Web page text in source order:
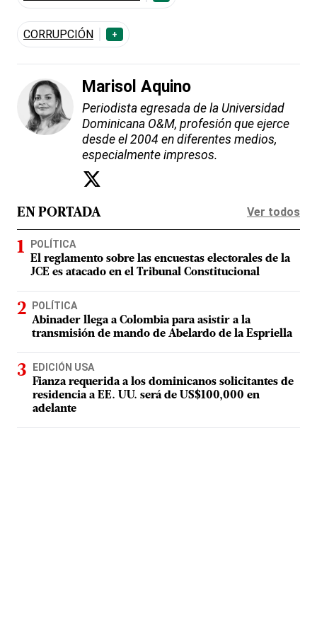
CORRUPCIÓN +
Marisol Aquino
Periodista egresada de la Universidad
Dominicana O&M, profesión que ejerce
desde el 2004 en diferentes medios,
especialmente impresos.
EN PORTADA Ver todos
POLÍTICA
El reglamento sobre las encuestas electorales de la
JCE es atacado en el Tribunal Constitucional
POLÍTICA
Abinader llega a Colombia para asistir a la
transmisión de mando de Abelardo de la Espriella
EDICIÓN USA
Fianza requerida a los dominicanos solicitantes de
residencia a EE. UU. será de US$100,000 en
adelante